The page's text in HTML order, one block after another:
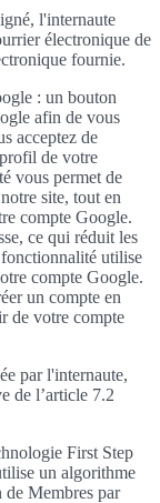
l'internaute
électronique de
fournie.
: un bouton
afin de vous
acceptez de
de votre
vous permet de
site, tout en
compte Google.
ce qui réduit les
fonctionnalité utilise
compte Google.
un compte en
de votre compte
par l'internaute,
de l’article 7.2
First Step
un algorithme
Membres par